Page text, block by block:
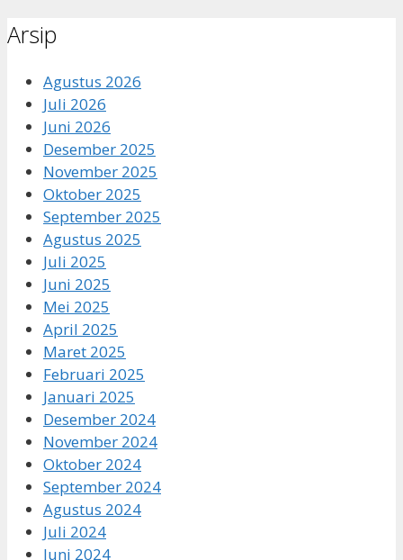
Arsip
Agustus 2026
Juli 2026
Juni 2026
Desember 2025
November 2025
Oktober 2025
September 2025
Agustus 2025
Juli 2025
Juni 2025
Mei 2025
April 2025
Maret 2025
Februari 2025
Januari 2025
Desember 2024
November 2024
Oktober 2024
September 2024
Agustus 2024
Juli 2024
Juni 2024